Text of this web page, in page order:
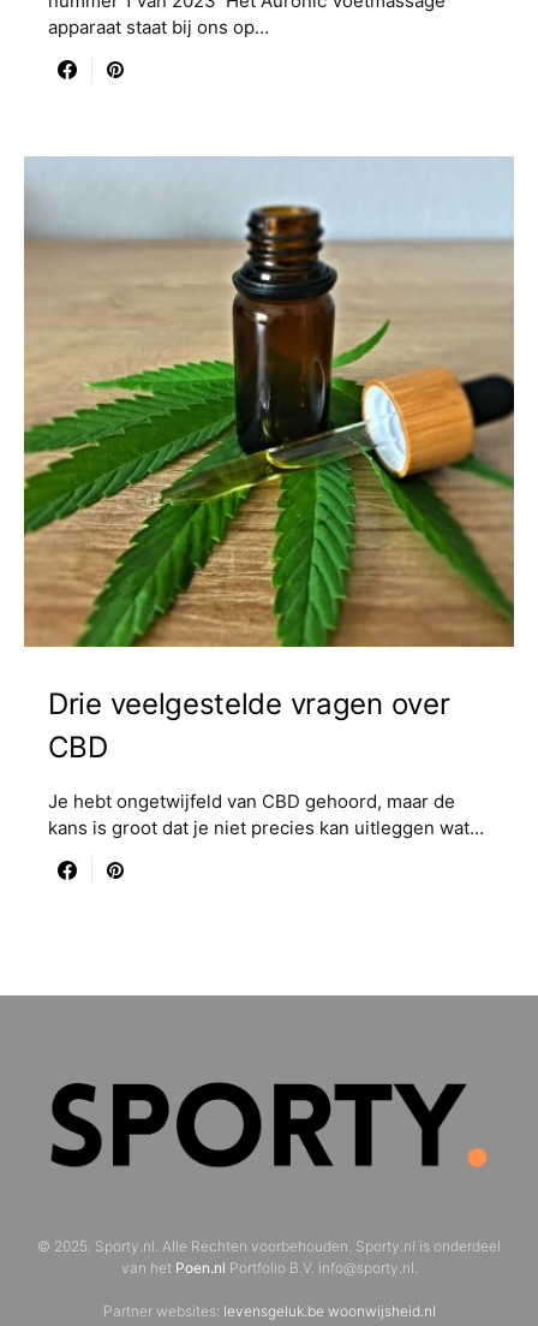
apparaat staat bij ons op…
Drie veelgestelde vragen over
CBD
Je hebt ongetwijfeld van CBD gehoord, maar de
kans is groot dat je niet precies kan uitleggen wat…
© 2025. Sporty.nl. Alle Rechten voorbehouden. Sporty.nl is onderdeel
van het Poen.nl Portfolio B.V. info@sporty.nl.
Partner websites: levensgeluk.be woonwijsheid.nl